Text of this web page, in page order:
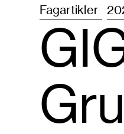
Fagartikler